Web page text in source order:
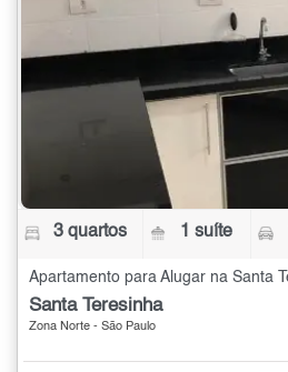
3 quartos 1 suíte
Santa Teresinha
Zona Norte - São Paulo